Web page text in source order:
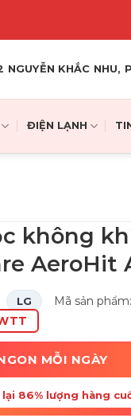
NGUYỄN KHẮC NHU,
ĐIỆN LẠNH
không
AeroHit
LG Mã sản phẩm:
MỖI NGÀY
lại 86% lượng hàng